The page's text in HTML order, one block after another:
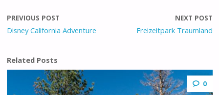
PREVIOUS POST
Disney California Adventure
NEXT POST
Freizeitpark Traumland
Related Posts
0